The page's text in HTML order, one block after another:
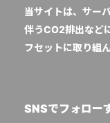
当サイトは、サー
伴うCO2排出など
フセットに取り組
SNSでフォロー